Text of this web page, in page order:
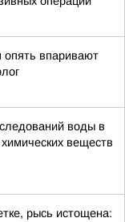
опять впаривают
воды в
веществ
рысь истощена: